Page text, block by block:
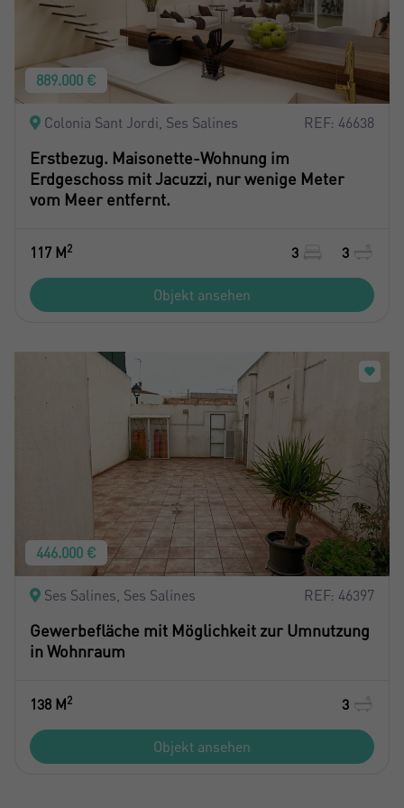
889.000 €
Colonia Sant Jordi, Ses Salines REF: 46638
Erstbezug. Maisonette-Wohnung im
Erdgeschoss mit Jacuzzi, nur wenige Meter
vom Meer entfernt.
117 M2 3 3
Objekt ansehen
446.000 €
Ses Salines, Ses Salines REF: 46397
Gewerbefläche mit Möglichkeit zur Umnutzung
in Wohnraum
138 M2 3
Objekt ansehen